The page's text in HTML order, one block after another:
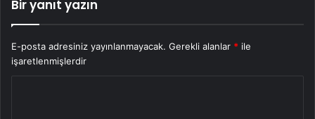
Bir yanıt yazın
E-posta adresiniz yayınlanmayacak. Gerekli alanlar * ile
işaretlenmişlerdir